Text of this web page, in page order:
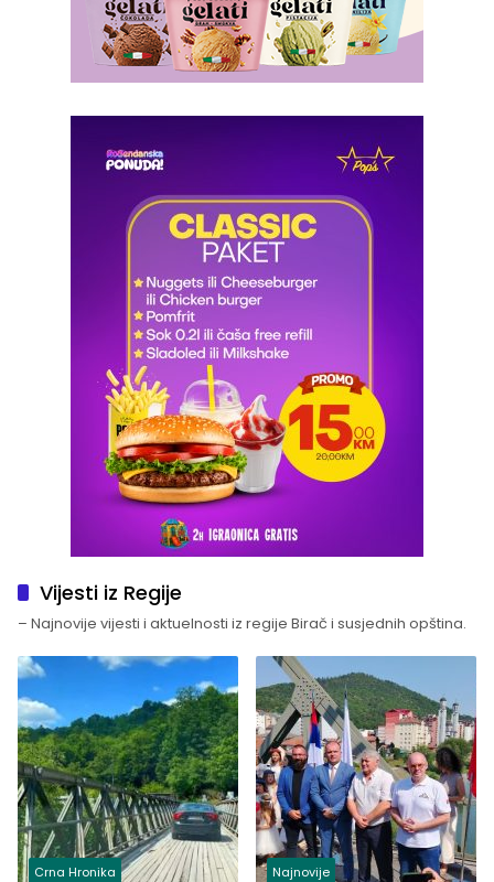
Vijesti iz Regije
– Najnovije vijesti i aktuelnosti iz regije Birač i susjednih opština.
Crna Hronika Najnovije